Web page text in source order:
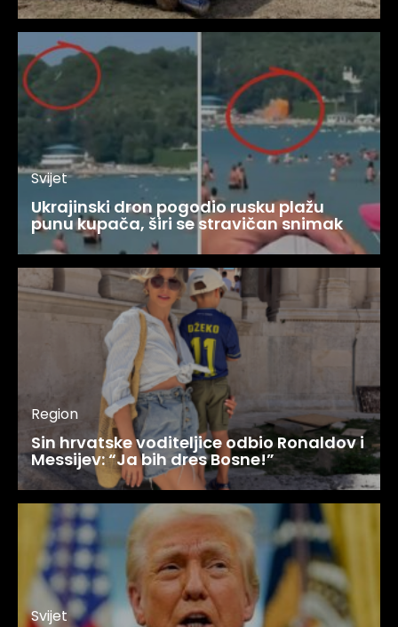
Svijet
Ukrajinski dron pogodio rusku plažu
punu kupača, širi se stravičan snimak
Region
Sin hrvatske voditeljice odbio Ronaldov i
Messijev: “Ja bih dres Bosne!”
Svijet